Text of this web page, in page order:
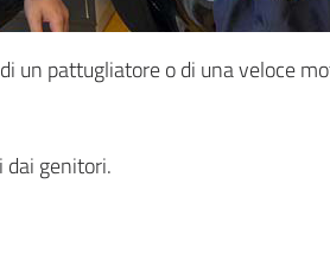
un pattugliatore o di una veloce
genitori.